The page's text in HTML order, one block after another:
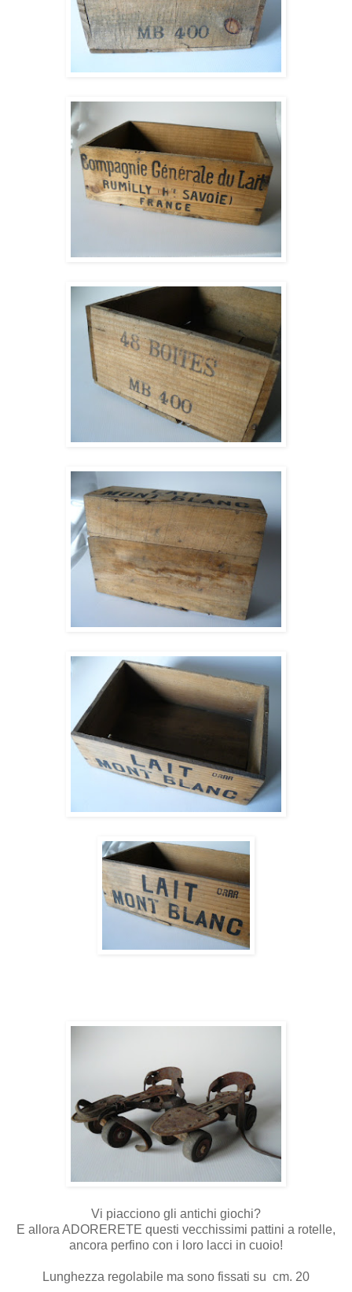
Vi piacciono gli antichi giochi?
E allora ADORERETE questi vecchissimi pattini a rotelle,
ancora perfino con i loro lacci in cuoio!
Lunghezza regolabile ma sono fissati su cm. 20